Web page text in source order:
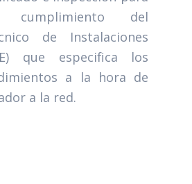
cumplimiento del
de Instalaciones
que especifica los
a la hora de
a la red.